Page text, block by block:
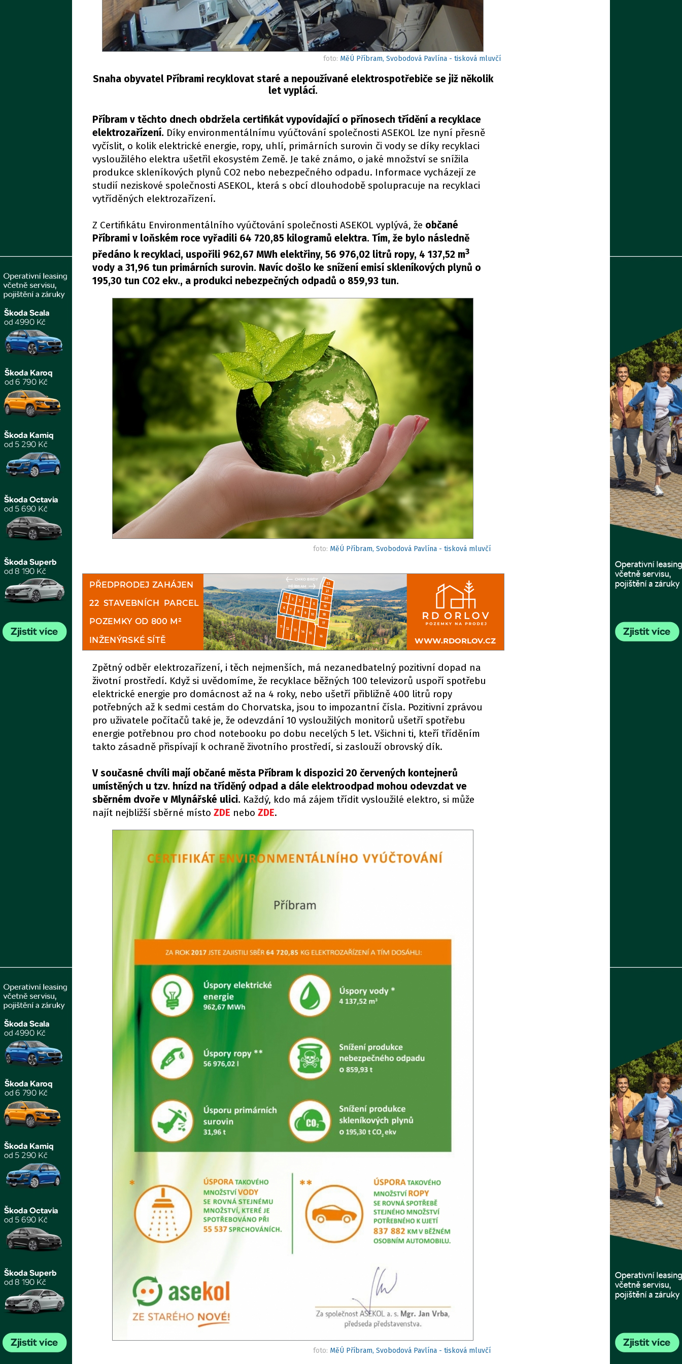
foto: MěÚ Příbram, Svobodová Pavlína - tisková mluvčí
Snaha obyvatel Příbrami recyklovat staré a nepoužívané elektrospotřebiče se již několik
let vyplácí.
Příbram v těchto dnech obdržela certifikát vypovídající o přínosech třídění a recyklace
elektrozařízení. Díky environmentálnímu vyúčtování společnosti ASEKOL lze nyní přesně
vyčíslit, o kolik elektrické energie, ropy, uhlí, primárních surovin či vody se díky recyklaci
vysloužilého elektra ušetřil ekosystém Země. Je také známo, o jaké množství se snížila
produkce skleníkových plynů CO2 nebo nebezpečného odpadu. Informace vycházejí ze
studií neziskové společnosti ASEKOL, která s obcí dlouhodobě spolupracuje na recyklaci
vytříděných elektrozařízení.
Z Certifikátu Environmentálního vyúčtování společnosti ASEKOL vyplývá, že občané
Příbrami v loňském roce vyřadili 64 720,85 kilogramů elektra. Tím, že bylo následně
předáno k recyklaci, uspořili 962,67 MWh elektřiny, 56 976,02 litrů ropy, 4 137,52 m3
vody a 31,96 tun primárních surovin. Navíc došlo ke snížení emisí skleníkových plynů o
195,30 tun CO2 ekv., a produkci nebezpečných odpadů o 859,93 tun.
foto: MěÚ Příbram, Svobodová Pavlína - tisková mluvčí
Zpětný odběr elektrozařízení, i těch nejmenších, má nezanedbatelný pozitivní dopad na
životní prostředí. Když si uvědomíme, že recyklace běžných 100 televizorů uspoří spotřebu
elektrické energie pro domácnost až na 4 roky, nebo ušetří přibližně 400 litrů ropy
potřebných až k sedmi cestám do Chorvatska, jsou to impozantní čísla. Pozitivní zprávou
pro uživatele počítačů také je, že odevzdání 10 vysloužilých monitorů ušetří spotřebu
energie potřebnou pro chod notebooku po dobu necelých 5 let. Všichni ti, kteří tříděním
takto zásadně přispívají k ochraně životního prostředí, si zaslouží obrovský dík.
V současné chvíli mají občané města Příbram k dispozici 20 červených kontejnerů
umístěných u tzv. hnízd na tříděný odpad a dále elektroodpad mohou odevzdat ve
sběrném dvoře v Mlynářské ulici. Každý, kdo má zájem třídit vysloužilé elektro, si může
najít nejbližší sběrné místo ZDE nebo ZDE.
foto: MěÚ Příbram, Svobodová Pavlína - tisková mluvčí